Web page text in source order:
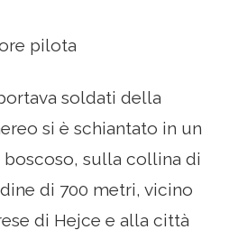
pilota
soldati della
si è schiantato in un
sulla collina di
di 700 metri, vicino
di Hejce e alla città